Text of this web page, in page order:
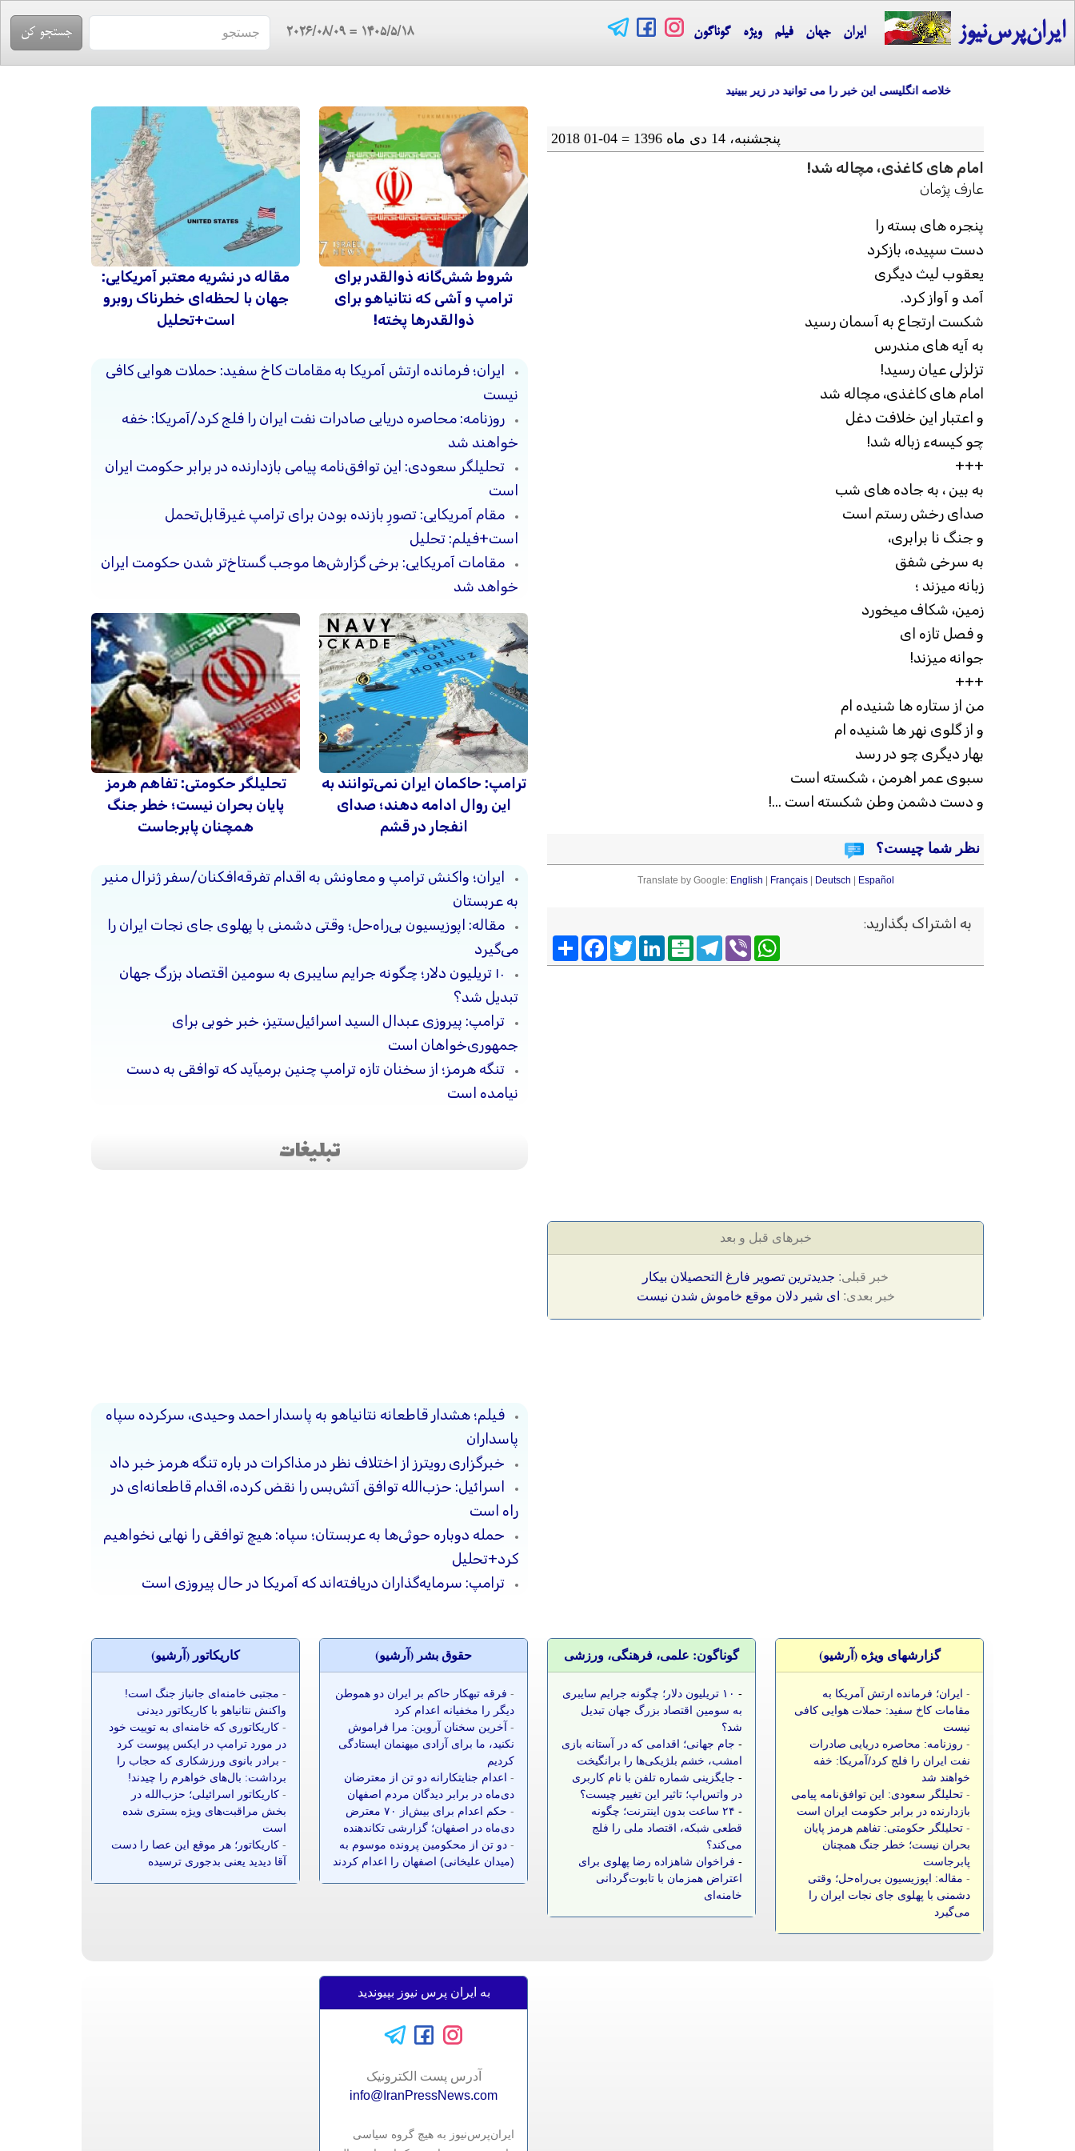
ایران‌پرس‌نیوز ایران جهان فیلم ویژه گوناگون ۱۴۰۵/۵/۱۸ = 2026/08/09
خلاصه انگلیسی این خبر را می توانید در زیر ببینید
پنجشنبه، 14 دی ماه 1396 = 04-01 2018
امام های کاغذی، مچاله شد!
عارف پژمان
پنجره های بسته را
دست سپیده، بازکرد
یعقوب لیث دیگری
آمد و آواز کرد.
شکست ارتجاع به آسمان رسید
به آیه های مندرس
تزلزلی عیان رسید!
امام های کاغذی، مچاله شد
و اعتبار این خلافت دغل
چو کیسهء زباله شد!
+++
به بین ، به جاده های شب
صدای رخش رستم است
و جنگ نا برابری،
به سرخی شفق
زبانه میزند ؛
زمین، شکاف میخورد
و فصل تازه ای
جوانه میزند!
+++
من از ستاره ها شنیده ام
و از گلوی نهر ها شنیده ام
بهار دیگری چو در رسد
سبوی عمر اهرمن ، شکسته است
و دست دشمن وطن شکسته است ...!
نظر شما چیست؟
Translate by Google: English Français| Deutsch Español
به اشتراک بگذارید:
اشتراک
FacebookTwitter
LinkedInBalatarin
TelegramViber
WhatsApp
خبرهای قبل و بعد
خبر قبلی: جدیدترین تصویر فارغ التحصیلان بیکار
خبر بعدی: ای شیر دلان موقع خاموش شدن نیست
شروط شش‌گانه ذوالقدر برای
ترامپ و آشی که نتانیاهو برای
ذوالقدرها پخته!
مقاله در نشریه معتبر آمریکایی:
جهان با لحظه‌ای خطرناک روبرو
است+تحلیل
ایران؛ فرمانده ارتش آمریکا به مقامات کاخ سفید: حملات هوایی کافی
نیست
روزنامه: محاصره دریایی صادرات نفت ایران را فلج کرد/آمریکا: خفه
خواهند شد
تحلیلگر سعودی: این توافق‌نامه پیامی بازدارنده در برابر حکومت ایران
است
مقام آمریکایی: تصورِ بازنده بودن برای ترامپ غیرقابل‌تحمل
است+فیلم: تحلیل
مقامات آمریکایی: برخی گزارش‌ها موجب گستاخ‌تر شدن حکومت ایران
خواهد شد
ترامپ: حاکمان ایران نمی‌توانند به
این روال ادامه دهند؛ صدای
انفجار در قشم
تحلیلگر حکومتی: تفاهم هرمز
پایان بحران نیست؛ خطر جنگ
همچنان پابرجاست
ایران؛ واکنش ترامپ و معاونش به اقدام تفرقه‌افکنان/سفر ژنرال منیر
به عربستان
مقاله: اپوزیسیون بی‌راه‌حل؛ وقتی دشمنی با پهلوی جای نجات ایران را
می‌گیرد
۱۰ تریلیون دلار؛ چگونه جرایم سایبری به سومین اقتصاد بزرگ جهان
تبدیل شد؟
ترامپ: پیروزی عبدال السید اسرائیل‌ستیز، خبر خوبی برای
جمهوری‌خواهان است
تنگه هرمز؛ از سخنان تازه ترامپ چنین برمیآید که توافقی به دست
نیامده است
تبلیغات
فیلم؛ هشدار قاطعانه نتانیاهو به پاسدار احمد وحیدی، سرکرده سپاه
پاسداران
خبرگزاری رویترز از اختلاف نظر در مذاکرات در باره تنگه هرمز خبر داد
اسرائیل: حزب‌الله توافق آتش‌بس را نقض کرده، اقدام قاطعانه‌ای در
راه است
حمله دوباره حوثی‌ها به عربستان؛ سپاه: هیچ توافقی را نهایی نخواهیم
کرد+تحلیل
ترامپ: سرمایه‌گذاران دریافته‌اند که آمریکا در حال پیروزی است
گزارشهای ویژه (آرشيو)
- ایران؛ فرمانده ارتش آمریکا به
مقامات کاخ سفید: حملات هوایی کافی
نیست
- روزنامه: محاصره دریایی صادرات
نفت ایران را فلج کرد/آمریکا: خفه
خواهند شد
- تحلیلگر سعودی: این توافق‌نامه پیامی
بازدارنده در برابر حکومت ایران است
- تحلیلگر حکومتی: تفاهم هرمز پایان
بحران نیست؛ خطر جنگ همچنان
پابرجاست
- مقاله: اپوزیسیون بی‌راه‌حل؛ وقتی
دشمنی با پهلوی جای نجات ایران را
می‌گیرد
گوناگون: علمی، فرهنگی، ورزشی
-
۱۰ تریلیون دلار؛ چگونه جرایم سایبری
به سومین اقتصاد بزرگ جهان تبدیل
شد؟
- جام جهانی؛ اقدامی که در آستانه بازی
امشب، خشم بلژیکی‌ها را برانگیخت
- جایگزینی شماره تلفن با نام کاربری
در واتس‌اپ؛ تاثیر این تغییر چیست؟
-
۲۴ ساعت بدون اینترنت؛ چگونه
قطعی شبکه، اقتصاد ملی را فلج
می‌کند؟
- فراخوان شاهزاده رضا پهلوی برای
اعتراض همزمان با تابوت‌گردانی
خامنه‌ای
حقوق بشر (آرشيو)
- فرقه تبهکار حاکم بر ایران دو هموطن
دیگر را مخفیانه اعدام کرد
- آخرین سخنان آروین: مرا فراموش
نکنید، ما برای آزادی میهنمان ایستادگی
کردیم
- اعدام جنایتکارانه دو تن از معترضان
دی‌ماه در برابر دیدگان مردم اصفهان
-
حکم اعدام برای بیش‌از ۷۰ معترض
دی‌ماه در اصفهان؛ گزارشی تکاندهنده
- دو تن از محکومین پرونده موسوم به
(میدان علیخانی) اصفهان را اعدام کردند
کاريکاتور (آرشيو)
- مجتبی خامنه‌ای جانباز جنگ است!
واکنش نتانیاهو با کاریکاتور دیدنی
- کاریکاتوری که خامنه‌ای به توییت خود
در مورد ترامپ در ایکس پیوست کرد
- برادر بانوی ورزشکاری که حجاب را
برداشت: بال‌های خواهرم را چیدند!
- کاریکاتور اسرائیلی؛ حزب‌الله در
بخش مراقبت‌های ویژه بستری شده
است
- کاریکاتور؛ هر موقع این عصا را دست
آقا دیدید یعنی بدجوری ترسیده
به ایران پرس نیوز بپیوندید
آدرس پست الکترونيک
info@IranPressNews.com
ایران‌پرس‌نیوز به هیچ گروه سیاسی